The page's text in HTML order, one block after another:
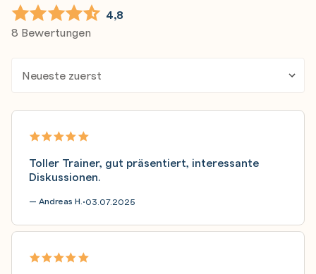
4,8
8 Bewertungen
Toller Trainer, gut präsentiert, interessante
Diskussionen.
— Andreas H.•03.07.2025